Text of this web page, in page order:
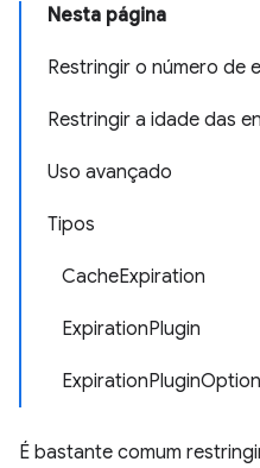
Nesta página
Restringir o número de
Restringir a idade das
Uso avançado
Tipos
CacheExpiration
ExpirationPlugin
É bastante comum